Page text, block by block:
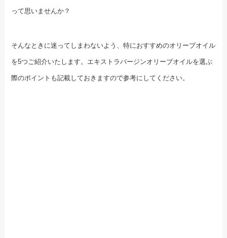
って思いませんか？
そんなときに迷ってしまわないよう、特におすすめのオリーブオイル
を5つご紹介いたします。エキストラバージンオリーブオイルを選ぶ
際のポイントも記載しておきますので参考にしてください。